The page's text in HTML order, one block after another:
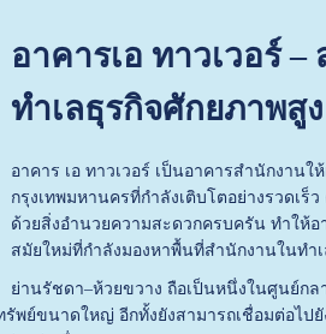
อาคารเอ ทาวเวอร์
ทำเลธุรกิจศักยภาพสู
อาคาร เอ ทาวเวอร์ เป็นอาคารสำนักงาน
กรุงเทพมหานครที่กำลังเติบโตอย่างรวดเร็
ด้วยสิ่งอำนวยความสะดวกครบครัน ทำให้
สมัยใหม่ที่กำลังมองหาพื้นที่สำนักงานในทำ
ย่านรัชดา–ห้วยขวาง ถือเป็นหนึ่งในศูนย์กล
พย์ขนาดใหญ่ อีกทั้งยังสามารถเชื่อมต่อไ